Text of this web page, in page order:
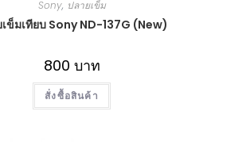
Sony, ปลายเข็ม
ข็มเทียบ Sony ND-137G (New)
800 บาท
สั่งซื้อสินค้า